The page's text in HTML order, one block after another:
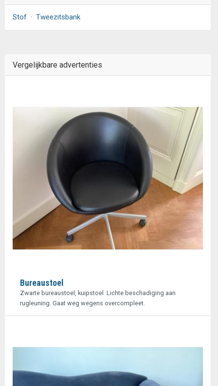
Stof · Tweezitsbank
Vergelijkbare advertenties
Bureaustoel
Zwarte bureaustoel, kuipstoel. Lichte beschadiging aan
rugleuning. Gaat weg wegens overcompleet.